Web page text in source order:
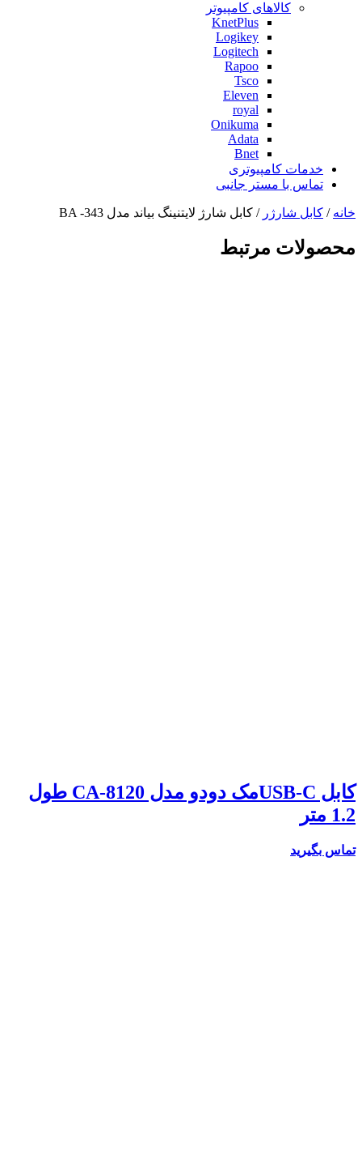
کالاهای کامپیوتر
KnetPlus
Logikey
Logitech
Rapoo
Tsco
Eleven
royal
Onikuma
Adata
Bnet
خدمات کامپیوتری
تماس با مستر جانبی
خانه / کابل شارژر / کابل شارژ لایتنینگ بیاند مدل BA -343
محصولات مرتبط
کابل USB-Cمک دودو مدل CA-8120 طول
1.2 متر
تماس بگیرید